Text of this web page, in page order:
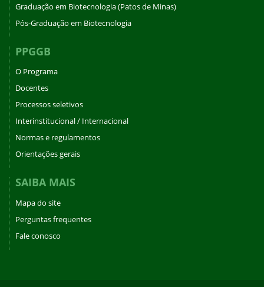
Graduação em Biotecnologia (Patos de Minas)
Pós-Graduação em Biotecnologia
PPGGB
O Programa
Docentes
Processos seletivos
Interinstitucional / Internacional
Normas e regulamentos
Orientações gerais
SAIBA MAIS
Mapa do site
Perguntas frequentes
Fale conosco